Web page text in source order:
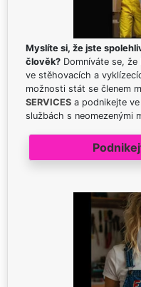
Myslíte si, že jste
člověk? Domníváte se,
ve stěhovacích a
možnosti stát se členem
SERVICES a podnikejte
službách s neomezenými